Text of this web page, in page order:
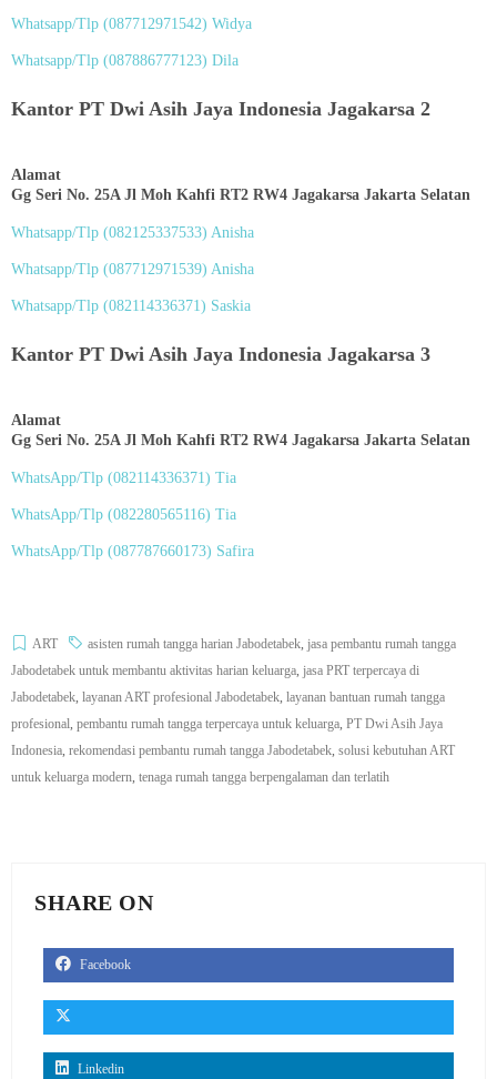
Whatsapp/Tlp (087712971542) Widya
Whatsapp/Tlp (087886777123) Dila
Kantor PT Dwi Asih Jaya Indonesia Jagakarsa 2
Alamat
Gg Seri No. 25A Jl Moh Kahfi RT2 RW4 Jagakarsa Jakarta Selatan
Whatsapp/Tlp (082125337533) Anisha
Whatsapp/Tlp (087712971539) Anisha
Whatsapp/Tlp (082114336371) Saskia
Kantor PT Dwi Asih Jaya Indonesia Jagakarsa 3
Alamat
Gg Seri No. 25A Jl Moh Kahfi RT2 RW4 Jagakarsa Jakarta Selatan
WhatsApp/Tlp (082114336371) Tia
WhatsApp/Tlp (082280565116) Tia
WhatsApp/Tlp (087787660173) Safira
ART asisten rumah tangga harian Jabodetabek, jasa pembantu rumah tangga
Jabodetabek untuk membantu aktivitas harian keluarga, jasa PRT terpercaya di
Jabodetabek, layanan ART profesional Jabodetabek, layanan bantuan rumah tangga
profesional, pembantu rumah tangga terpercaya untuk keluarga, PT Dwi Asih Jaya
Indonesia, rekomendasi pembantu rumah tangga Jabodetabek, solusi kebutuhan ART
untuk keluarga modern, tenaga rumah tangga berpengalaman dan terlatih
SHARE ON
Facebook
Linkedin